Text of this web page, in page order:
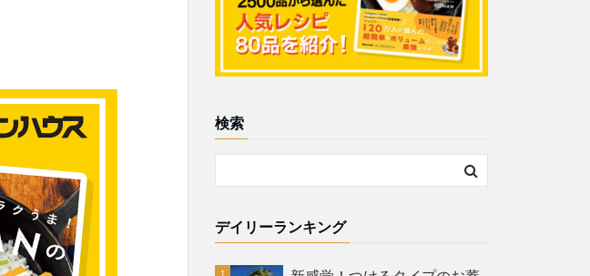
検索
デイリーランキング